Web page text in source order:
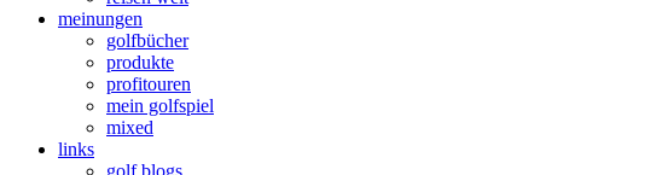
meinungen
golfbücher
produkte
profitouren
mein golfspiel
mixed
links
golf blogs